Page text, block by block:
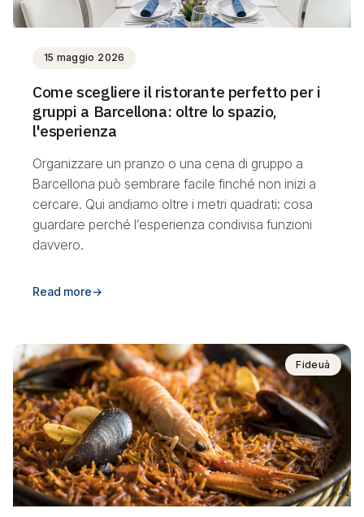
15 maggio 2026
Come scegliere il ristorante perfetto per i
gruppi a Barcellona: oltre lo spazio,
l'esperienza
Organizzare un pranzo o una cena di gruppo a
Barcellona può sembrare facile finché non inizi a
cercare. Qui andiamo oltre i metri quadrati: cosa
guardare perché l’esperienza condivisa funzioni
davvero.
Read more→
Fideuà